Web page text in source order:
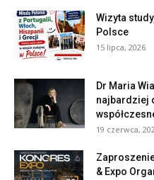
Wizyta
Polsce
15 lipca, 2026
Dr Maria
najbardziej
19 czerwca,
& Expo